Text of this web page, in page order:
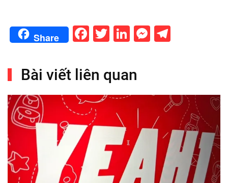
Share Facebook
Twitter
LinkedIn
Bài viết liên quan